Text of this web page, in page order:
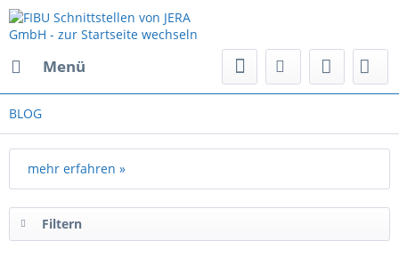
Menü
BLOG
mehr erfahren »
Filtern